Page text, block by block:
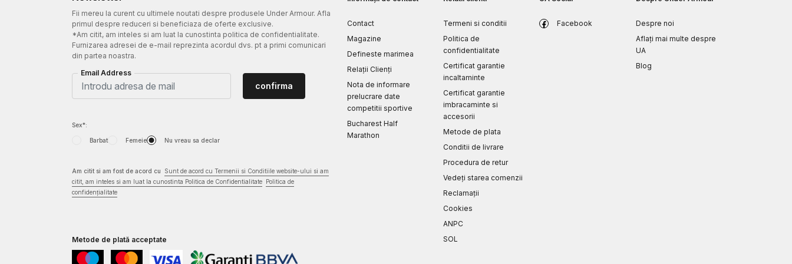
Fii mereu la curent cu ultimele noutati despre produsele Under Armour. Afla
primul despre reduceri si beneficiaza de oferte exclusive.
*Am citit, am inteles si am luat la cunostinta politica de confidentialitate.
Furnizarea adresei de e-mail reprezinta acordul dvs. pt a primi comunicari
din partea noastra.
Email Address
Sex*:
Barbat Femeie Nu vreau sa declar
confirma
Am citit si am fost de acord cu
Sunt de acord cu Termenii si Conditiile website-ului si am
citit, am inteles si am luat la cunostinta Politica de Confidentialitate
Politica de
confidențialitate
Metode de plată acceptate
Contact
Magazine
Defineste marimea
Relații Clienți
Nota de informare
prelucrare date
competitii sportive
Bucharest Half
Marathon
Termeni si conditii
Politica de
confidentialitate
Certificat garantie
incaltaminte
Certificat garantie
imbracaminte si
accesorii
Metode de plata
Conditii de livrare
Procedura de retur
Vedeți starea comenzii
Reclamaţii
Cookies
ANPC
SOL
Facebook
Despre noi
Aflați mai multe despre
UA
Blog